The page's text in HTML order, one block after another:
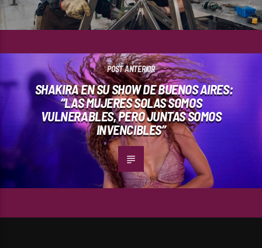
POST ANTERIOR
SHAKIRA EN SU SHOW DE BUENOS AIRES:
“LAS MUJERES SOLAS SOMOS
VULNERABLES, PERO JUNTAS SOMOS
INVENCIBLES”